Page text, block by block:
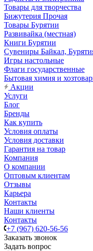
Товары для творчества
Бижутерия Прочая
Товары Бурятии
Развивайка (местная)
Книги Бурятии
Сувениры Байкал,
Игры настольные
Флаги государственные
Бытовая химия и
Акции
Услуги
Блог
Бренды
Как купить
Условия оплаты
Условия доставки
Гарантия на товар
Компания
О компании
Оптовым клиентам
Отзывы
Карьера
Контакты
Наши клиенты
Контакты
+7 (967) 620-56-56
Заказать звонок
Задать вопрос